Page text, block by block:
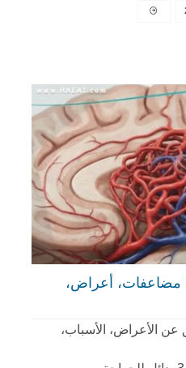
تشوه شرياني وريدي | 9 مضاعفات، أعراض،
| 7 حقائق عن الأعراض، الأسباب،